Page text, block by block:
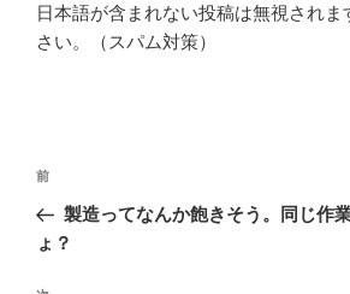
日本語が含まれない投稿は無視され
さい。（スパム対策）
投
ナ
前
の
投
前
製造ってなんか飽きそう。同じ作
ょ？